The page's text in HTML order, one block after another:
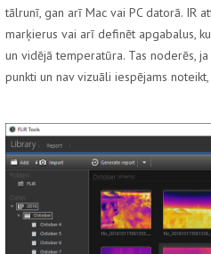
tālrunī, gan arī Mac vai PC datorā. IR
marķierus vai arī definēt apgabalus,
un vidējā temperatūra. Tas noderēs,
punkti un nav vizuāli iespējams